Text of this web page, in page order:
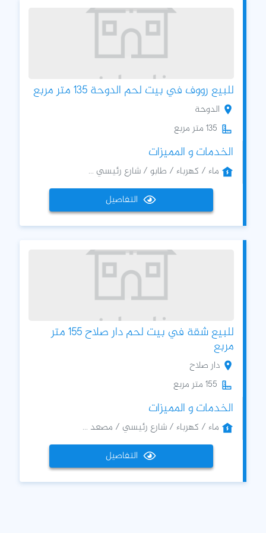
للبيع رووف في بيت لحم الدوحة 135 متر مربع
الدوحة
135 متر مربع
الخدمات و المميزات
ماء / كهرباء / طابو / شارع رئيسي ...
التفاصيل
للبيع شقة في بيت لحم دار صلاح 155 متر
مربع
دار صلاح
155 متر مربع
الخدمات و المميزات
ماء / كهرباء / شارع رئيسي / مصعد ...
التفاصيل